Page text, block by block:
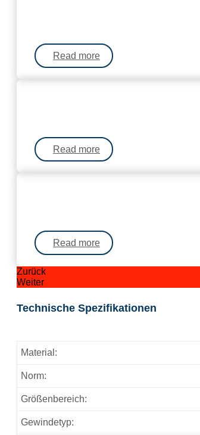
Read more
Read more
Read more
Zurück
Weiter
Technische Spezifikationen
Material:
Norm:
Größenbereich:
Gewindetyp: